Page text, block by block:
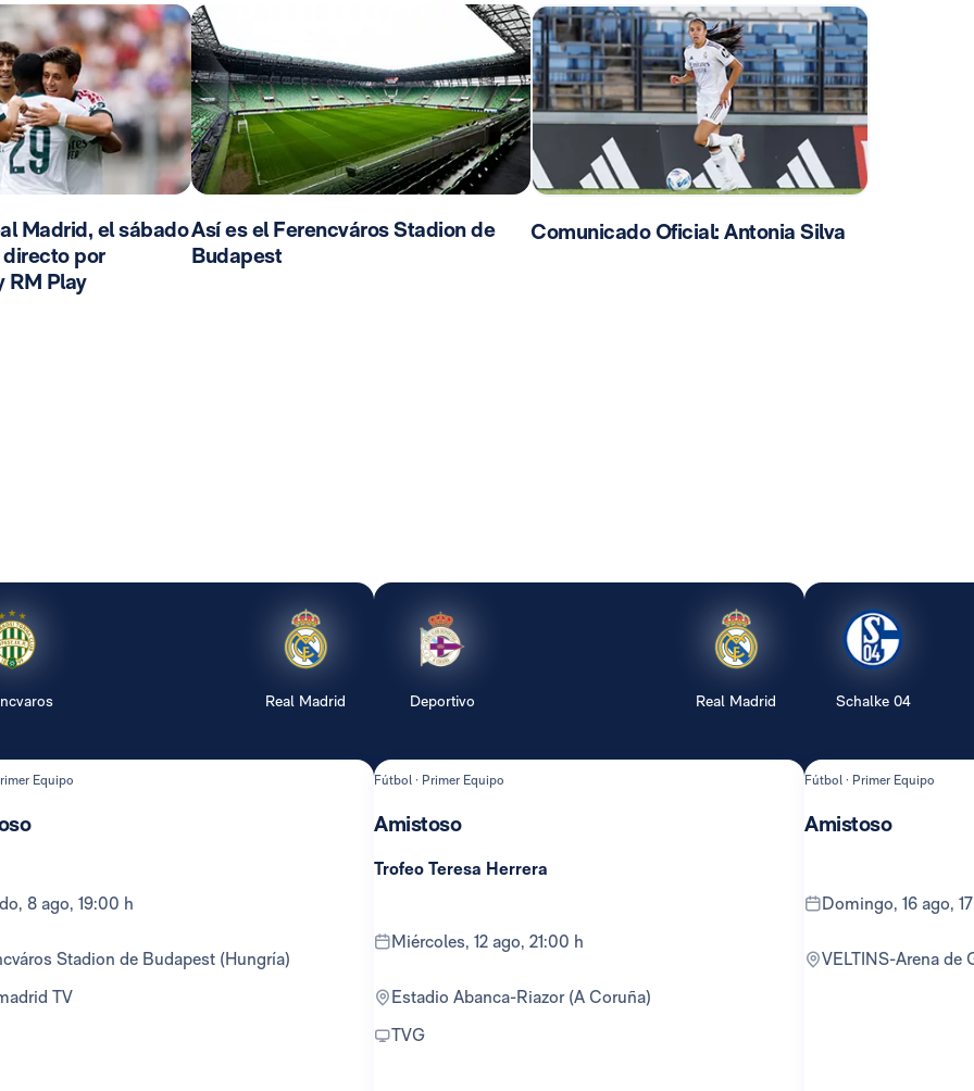
Madrid, el sábado
directo por
RM Play
Así es el Ferencváros Stadion de
Budapest
Comunicado Oficial: Antonia Silva
Real Madrid
Equipo
8 ago, 19:00 h
Stadion de Budapest (Hungría)
TV
Deportivo Real Madrid
Fútbol · Primer Equipo
Amistoso
Trofeo Teresa Herrera
miércoles, 12 ago, 21:00 h
Estadio Abanca-Riazor (A Coruña)
TVG
Schalke 04
Fútbol · Primer Equipo
Amistoso
domingo, 16 ago,
VELTINS-Arena